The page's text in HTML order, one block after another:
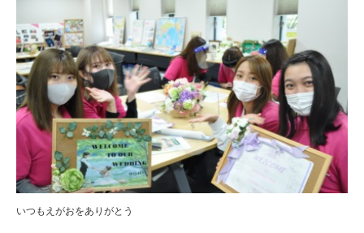
いつもえがおをありがとう